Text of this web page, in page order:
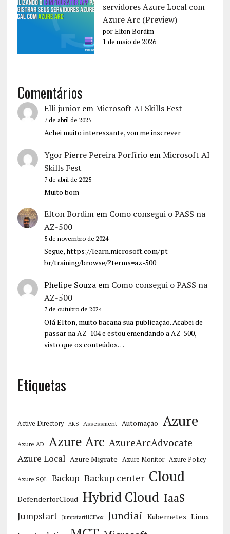
servidores Azure Local com
Azure Arc (Preview)
por Elton Bordim
1 de maio de 2026
Comentários
Elli junioremMicrosoft AI Skills Fest
7 de abril de 2025
Achei muito interessante, vou me inscrever
Ygor Pierre Pereira PorfírioemMicrosoft AI
Skills Fest
7 de abril de 2025
Muito bom
Elton Bordimem Como consegui o PASS na
AZ-500
5 de novembro de 2024
Segue, https://learn.microsoft.com/pt-
br/training/browse/?terms=az-500
Phelipe Souzaem Como consegui o PASS na
AZ-500
7 de outubro de 2024
Olá Elton, muito bacana sua publicação. Acabei de
passar na AZ-104 e estou emendando a AZ-500,
visto que os conteúdos…
Etiquetas
Active Directory AKS Assessment Automação Azure
Azure AD Azure Arc AzureArcAdvocate
Azure Local Azure Migrate Azure Monitor Azure Policy
Azure SQL Backup Backup center Cloud
DefenderforCloud Hybrid Cloud IaaS
Jumpstart JumpstartHCIBox Jundiai Kubernetes Linux